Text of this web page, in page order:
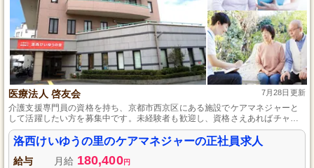
医療法人 啓友会 7月28日更新
介護支援専門員の資格を持ち、京都市西京区にある施設でケアマネジャーと
して活躍したい方を募集中です。未経験者も歓迎し、資格さえあればチャレ
ンジできます。ご利用者様の最良の生活を支えるやりがいのある仕事です。
普通自動車運転免許をお持ちの方は特に歓迎します。経験を積みながら、専
門性を高めていくことができる環境です。
洛西けいゆうの里のケアマネジャーの正社員求人
給与 月給 180,400円